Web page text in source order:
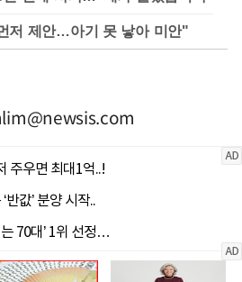
저 제안…아기 못 낳아 미안"